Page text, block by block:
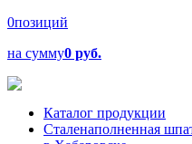
0позиций
на сумму0 руб.
Каталог продукции
Сталенаполненная